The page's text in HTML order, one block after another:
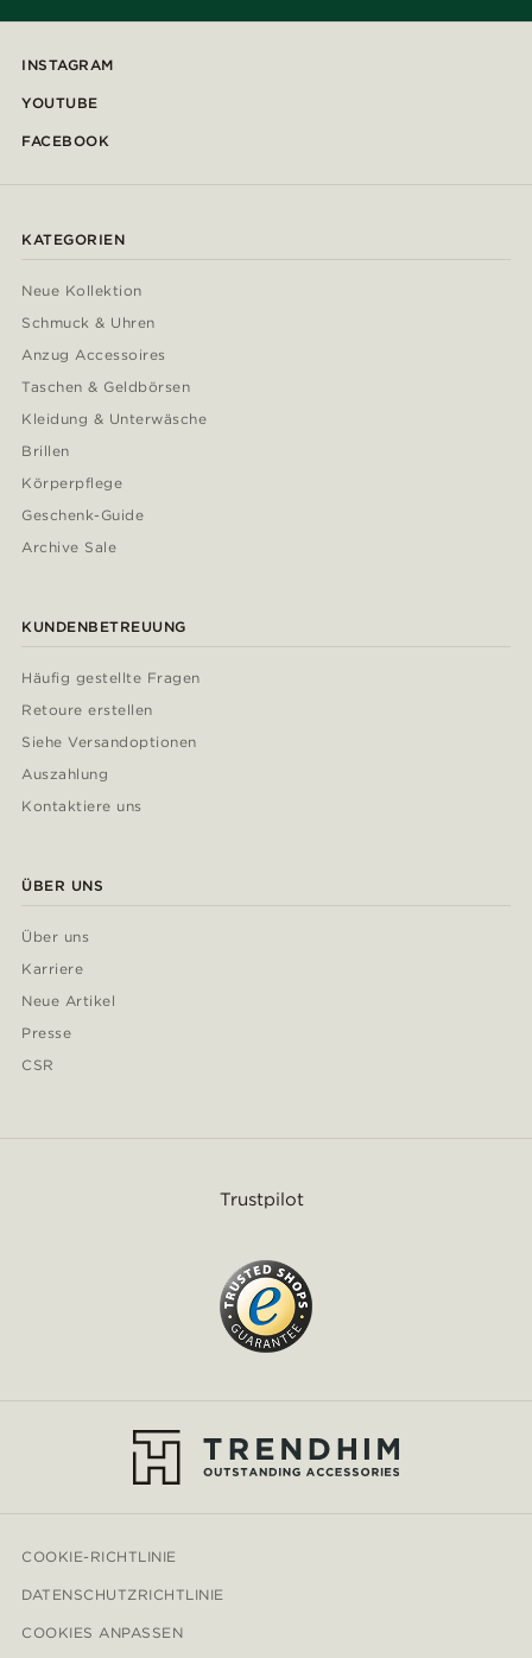
INSTAGRAM
YOUTUBE
FACEBOOK
KATEGORIEN
Neue Kollektion
Schmuck & Uhren
Anzug Accessoires
Taschen & Geldbörsen
Kleidung & Unterwäsche
Brillen
Körperpflege
Geschenk-Guide
Archive Sale
KUNDENBETREUUNG
Häufig gestellte Fragen
Retoure erstellen
Siehe Versandoptionen
Auszahlung
Kontaktiere uns
ÜBER UNS
Über uns
Karriere
Neue Artikel
Presse
CSR
Trustpilot
COOKIE-RICHTLINIE
DATENSCHUTZRICHTLINIE
COOKIES ANPASSEN